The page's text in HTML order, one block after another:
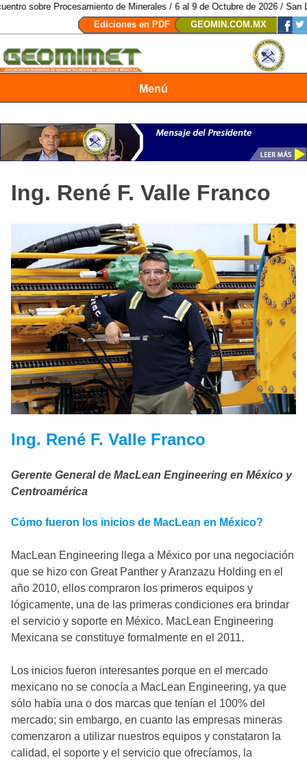
de Minerales / 6 al 9 de Octubre de 2026 / San Luis Potosí,
Ediciones en PDF
GEOMIN.COM.MX
Menú
Ing. René F. Valle Franco
Ing. René F. Valle Franco
Gerente General de MacLean Engineering en México y
Centroamérica
Cómo fueron los inicios de MacLean en México?
MacLean Engineering llega a México por una negociación
que se hizo con Great Panther y Aranzazu Holding en el
año 2010, ellos compraron los primeros equipos y
lógicamente, una de las primeras condiciones era brindar
el servicio y soporte en México. MacLean Engineering
Mexicana se constituye formalmente en el 2011.
Los inicios fueron interesantes porque en el mercado
mexicano no se conocía a MacLean Engineering, ya que
sólo había una o dos marcas que tenían el 100% del
mercado; sin embargo, en cuanto las empresas mineras
comenzaron a utilizar nuestros equipos y constataron la
calidad, el soporte y el servicio que ofrecíamos, la